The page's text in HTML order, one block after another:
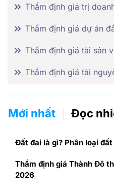
Thẩm định giá trị
Thẩm định giá dự án
Thẩm định giá tài sản
Thẩm định giá tài
Mới nhất Đọc
Đất đai là gì? Phân loại
Thẩm định giá Thành Đô
2026